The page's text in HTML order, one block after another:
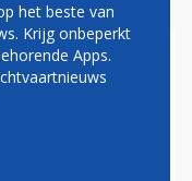
VAN
het beste van
Krijg onbeperkt
Apps.